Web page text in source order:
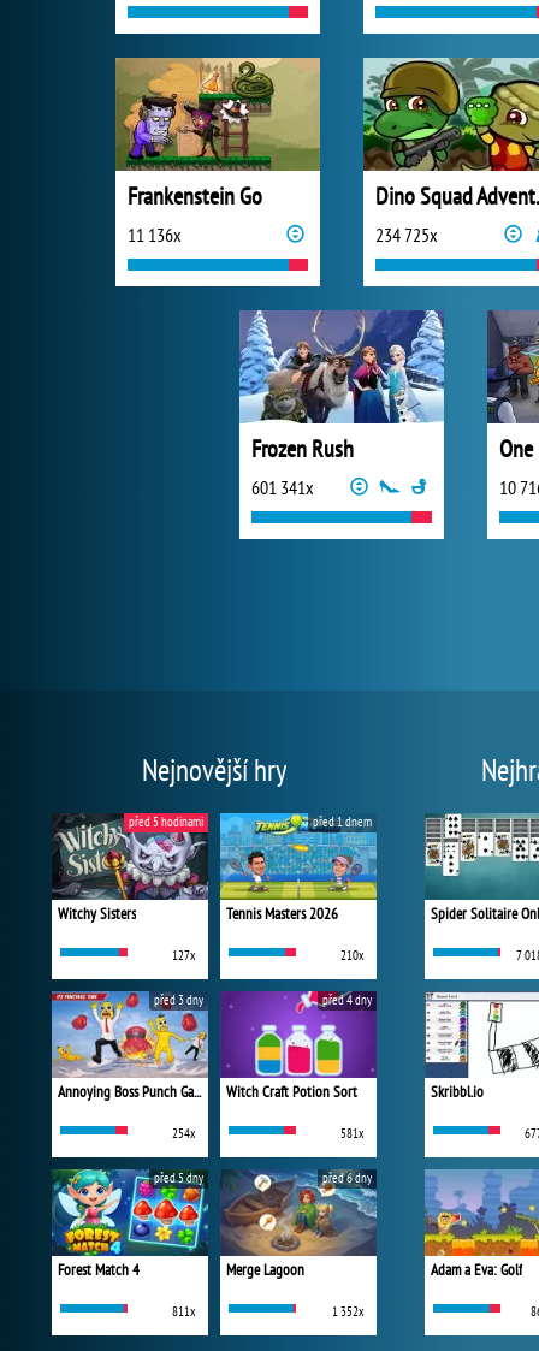
Frankenstein Go
11 136x 234 725x
Frozen Rush
601 341x
One
10
Nejnovější hry
Witchy Sisters
127x
před 5 hodinami
Tennis Masters 2026
210x
před 1 dnem
Annoying Boss Punch Game
254x
před 3 dny
Witch Craft Potion Sort
581x
před 4 dny
Forest Match 4
811x
před 5 dny
Merge Lagoon
1 352x
před 6 dny
Spider Solitaire
7
Skribbl.io
Adam a Eva: Golf